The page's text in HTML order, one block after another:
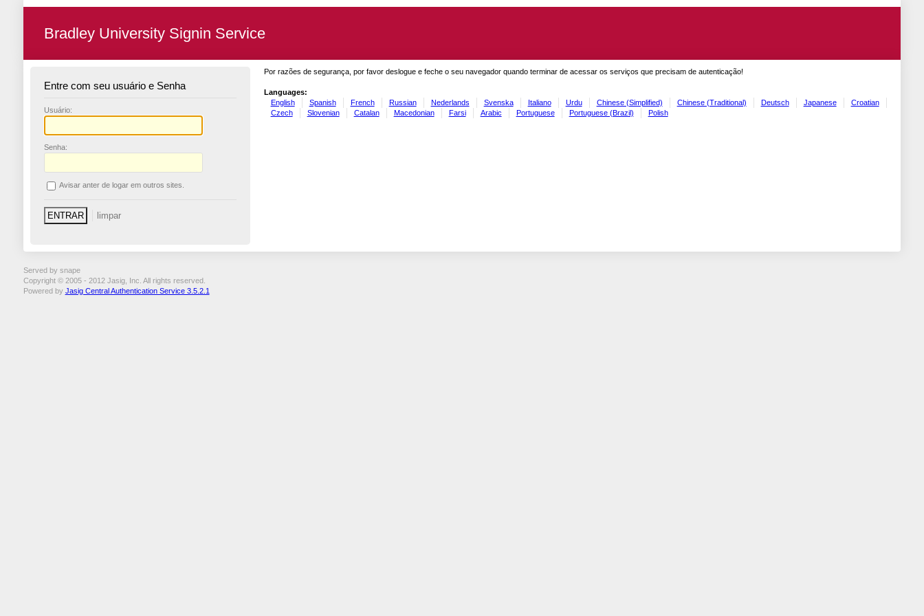
Bradley University Signin Service
Entre com seu usuário e Senha
Usuário:
Senha:
Avisar anter de logar em outros sites.
Por razões de segurança, por favor deslogue e feche o seu navegador quando terminar de acessar os serviços que precisam de autenticação!
Languages:
English
Spanish French Russian Nederlands Svenska Italiano Urdu Chinese (Simplified) Chinese (Traditional) Deutsch Japanese
Croatian
Czech
Slovenian Catalan Macedonian Farsi Arabic Portuguese Portuguese (Brazil) Polish
Served by snape
Copyright © 2005 - 2012 Jasig, Inc. All rights reserved.
Powered by Jasig Central Authentication Service 3.5.2.1